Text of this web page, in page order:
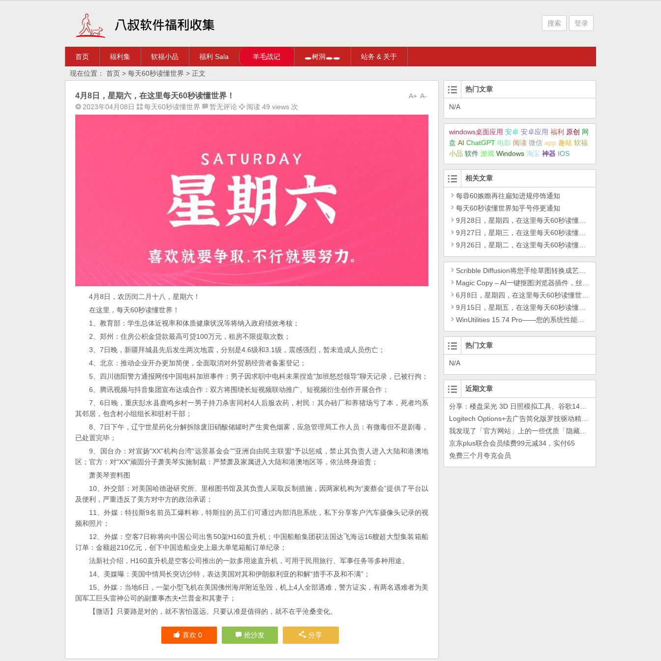
搜索 登录
首页 福利集 软福小品 福利 Sala 羊毛战记 🕳树洞🕳🕳 站务 & 关于
现在位置： 首页 > 每天60秒读懂世界 > 正文
A-
A+
4月8日，星期六，在这里每天60秒读懂世界！
2023年04月08日 每天60秒读懂世界 暂无评论 阅读 49 views 次
4月8日，农历闰二月十八，星期六！
在这里，每天60秒读懂世界！
1、教育部：学生总体近视率和体质健康状况等将纳入政府绩效考核；
2、郑州：住房公积金贷款最高可贷100万元，租房不限提取次数；
3、7日晚，新疆拜城县先后发生两次地震，分别是4.6级和3.1级，震感强烈，暂未造成人员伤亡；
4、北京：推动企业开办更加简便，全面取消对外贸易经营者备案登记；
5、四川德阳警方通报网传中国电科加班事件：男子因求职中电科未果捏造"加班怒怼领导"聊天记录，已被行拘；
6、腾讯视频与抖音集团宣布达成合作：双方将围绕长短视频联动推广、短视频衍生创作开展合作；
7、6日晚，重庆彭水县鹿鸣乡村一男子持刀杀害同村4人后服农药，村民：其办砖厂和养猪场亏了本，死者均系
其邻居，包含村小组组长和驻村干部；
8、7日下午，辽宁世星药化分解拆除废旧硝酸储罐时产生黄色烟雾，应急管理局工作人员：有微毒但不是剧毒，
已处置完毕；
9、国台办：对宣扬"XX"机构台湾"远景基金会""亚洲自由民主联盟"予以惩戒，禁止其负责人进入大陆和港澳地
区；官方：对"XX"顽固分子萧美琴实施制裁：严禁萧及家属进入大陆和港澳地区等，依法终身追责；
萧美琴资料图
10、外交部：对美国哈德逊研究所、里根图书馆及其负责人采取反制措施，因两家机构为“麦蔡会”提供了平台以
及便利，严重违反了美方对中方的政治承诺；
11、外媒：特拉斯9名前员工爆料称，特斯拉的员工们可通过内部消息系统，私下分享客户汽车摄像头记录的视
频和照片；
12、外媒：空客7日称将向中国公司出售50架H160直升机；中国船舶集团获法国达飞海运16艘超大型集装箱船
订单：金额超210亿元，创下中国造船业史上最大单笔箱船订单纪录；
法新社介绍，H160直升机是空客公司推出的一款多用途直升机，可用于民用旅行、军事任务等多种用途。
14、美媒曝：美国中情局长突访沙特，表达美国对其和伊朗叙利亚的和解“措手不及和不满”；
15、外媒：当地6日，一架小型飞机在美国佛州海岸附近坠毁，机上4人全部遇难，警方证实，有两名遇难者为美
国军工巨头雷神公司的副董事杰夫•兰普金和其妻子；
【微语】只要路是对的，就不害怕遥远。只要认准是值得的，就不在乎沧桑变化。
喜欢0 抢沙发 分享
热门文章
N/A
windows桌面应用 安卓 安卓应用 福利 原创 网
盘 AI ChatGPT 电影 阅读 微信 app 趣站 软福
小品 软件 游戏 Windows 淘宝 神器 IOS
相关文章
每蓉60嫉瞻再往扁知进规停饰通知
每天60秒读懂世界知乎号停更通知
9月28日，星期四，在这里每天60秒读懂世界！
9月27日，星期三，在这里每天60秒读懂世界！
9月26日，星期二，在这里每天60秒读懂世界！
Scribble Diffusion将您手绘草图转换成艺术效果的手绘艺术品
Magic Copy – AI一键抠图浏览器插件，丝滑又轻量！
6月8日，星期四，在这里每天60秒读懂世界！
9月15日，星期五，在这里每天60秒读懂世界！
WinUtilities 15.74 Pro——您的系统性能优化套件！
热门文章
N/A
近期文章
京东plus联合会员续费99元减34，实付65
免费三个月夸克会员